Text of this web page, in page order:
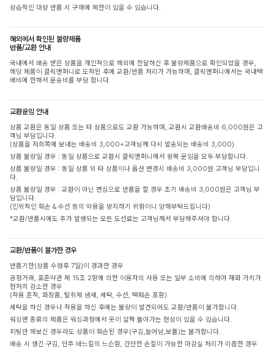
상습적인 대량 반품 시 구매에 제한이 있을 수 있습니다.
해외에서 확인된 불량제품
반품/교환 안내
국내에서 배송 받은 상품을 개인적으로 해외에 전달하신 후 불량제품으로 확인되었을 경우,
해당 제품이 클릭앤퍼니로 도착된 후에 교환/반품 처리가 가능하며, 클릭앤퍼니에서는 국내택
배비에 한해서 운송비를 부담 합니다
교환운임 안내
상품 교환은 동일 상품 또는 타 상품으로도 교환 가능하며, 교환시 교환배송비 6,000원은 고
객님 부담입니다.
(상품을 저희쪽에 보내는 배송비 3,000+고객님께 다시 발송되는 배송비 3,000)
상품 불량일 경우 : 동일 상품으로 교환시 클릭앤퍼니에서 왕복 운임을 모두 부담합니다.
상품 불량일 경우 : 동일 상품 외 타 상품이나 옵션 변경시 배송비 3,000원 고객님 부담입니
다.
상품 불량일 경우 : 교환이 아닌 변심으로 반품을 할 경우 초기 배송비 3,000원은 고객님 부
담입니다.
(인위적인 훼손 & 수선 등의 악용을 방지하기 위함이니 양해부탁드립니다)
*교환/반품시에도 추가 발생되는 모든 도선료는 고객님께서 부담해주셔야 합니다.
교환/반품이 불가한 경우
반품기한(상품 수령후 7일)이 경과한 경우
공정거래, 표준약관 제 15조 2항에 의한 이용자의 사용 또는 일부 소비에 의하여 재화 가치가
현저히 감소한 경우
(착용 흔적, 화장품, 탈취제 냄새, 세탁, 수선, 택훼손 포함)
세탁을 하신 경우나 착용을 하신 후에는 불량이 발견되어도 교환/반품이 불가합니다.
워싱면 종류의 제품은 워싱과정에서 옷이 살짝 돌아가는 현상이 있을 수 있습니다.
피팅만 해보신 경우라도 상품이 훼손된 경우(구김,늘어남,보풀)는 불가합니다.
배송 시 생긴 구김, 단추 바느질의 느슨함, 간단한 손질이 가능한 마감실 처리가 미흡한 경우